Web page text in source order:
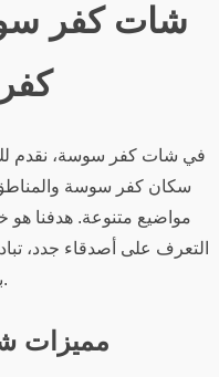
شات كفر
في شات كفر سوسة، نقدم لك
سكان كفر سوسة
مواضيع متنوعة. هدفنا هو
التعرف على أصدقاء جدد،
بكل حرية.
مميزات